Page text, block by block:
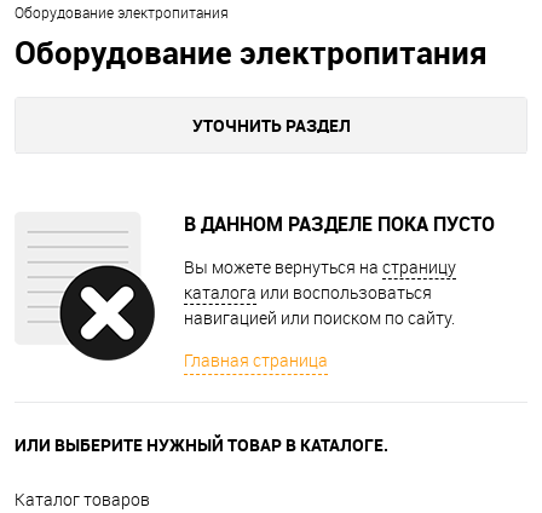
Оборудование электропитания
Оборудование электропитания
УТОЧНИТЬ РАЗДЕЛ
В ДАННОМ РАЗДЕЛЕ ПОКА ПУСТО
Вы можете вернуться на страницу
каталога или воспользоваться
навигацией или поиском по сайту.
Главная страница
ИЛИ ВЫБЕРИТЕ НУЖНЫЙ ТОВАР В КАТАЛОГЕ.
Каталог товаров